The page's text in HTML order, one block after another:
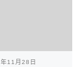
11月28日